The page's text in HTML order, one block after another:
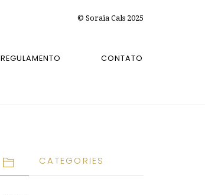
© Soraia Cals 2025
REGULAMENTO CONTATO
CATEGORIES